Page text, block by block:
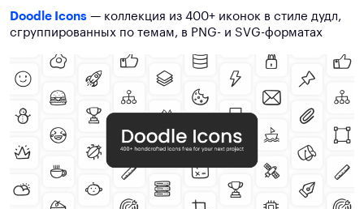
Doodle Icons — коллекция из 400+ иконок в стиле дудл,
сгруппированных по темам, в PNG- и SVG-форматах